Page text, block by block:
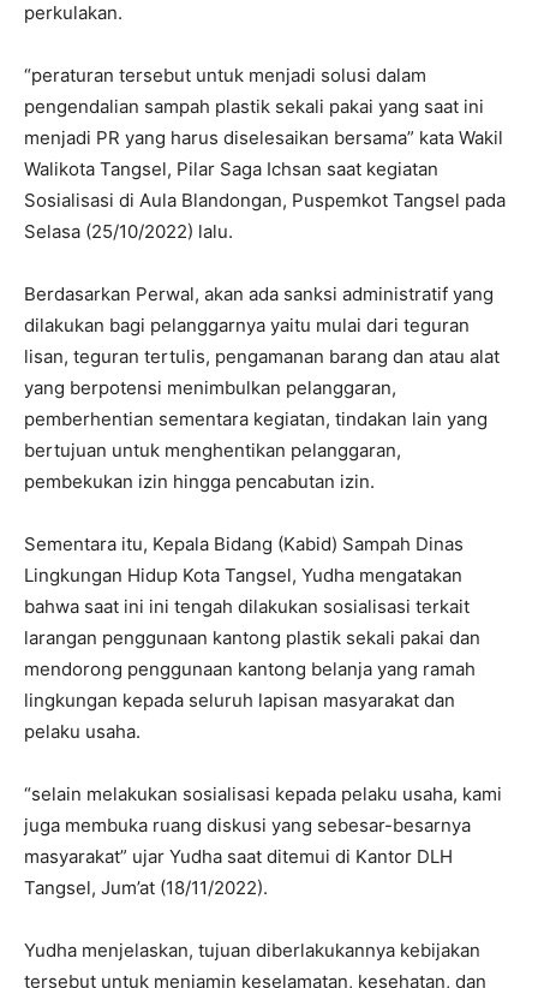
perkulakan.
“peraturan tersebut untuk menjadi solusi dalam
pengendalian sampah plastik sekali pakai yang saat ini
menjadi PR yang harus diselesaikan bersama” kata Wakil
Walikota Tangsel, Pilar Saga Ichsan saat kegiatan
Sosialisasi di Aula Blandongan, Puspemkot Tangsel pada
Selasa (25/10/2022) lalu.
Berdasarkan Perwal, akan ada sanksi administratif yang
dilakukan bagi pelanggarnya yaitu mulai dari teguran
lisan, teguran tertulis, pengamanan barang dan atau alat
yang berpotensi menimbulkan pelanggaran,
pemberhentian sementara kegiatan, tindakan lain yang
bertujuan untuk menghentikan pelanggaran,
pembekukan izin hingga pencabutan izin.
Sementara itu, Kepala Bidang (Kabid) Sampah Dinas
Lingkungan Hidup Kota Tangsel, Yudha mengatakan
bahwa saat ini ini tengah dilakukan sosialisasi terkait
larangan penggunaan kantong plastik sekali pakai dan
mendorong penggunaan kantong belanja yang ramah
lingkungan kepada seluruh lapisan masyarakat dan
pelaku usaha.
“selain melakukan sosialisasi kepada pelaku usaha, kami
juga membuka ruang diskusi yang sebesar-besarnya
masyarakat” ujar Yudha saat ditemui di Kantor DLH
Tangsel, Jum’at (18/11/2022).
Yudha menjelaskan, tujuan diberlakukannya kebijakan
tersebut untuk menjamin keselamatan, kesehatan, dan